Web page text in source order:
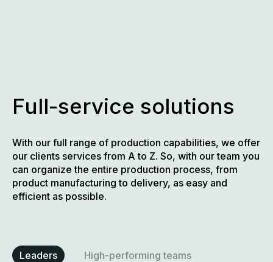
Full-service solutions
With our full range of production capabilities, we offer
our clients services from A to Z. So, with our team you
can organize the entire production process, from
product manufacturing to delivery, as easy and
efficient as possible.
Leaders High-performing teams